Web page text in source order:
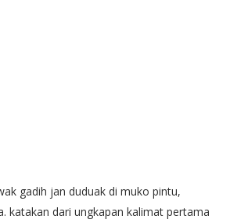
gadih jan duduak di muko pintu,
katakan dari ungkapan kalimat pertama